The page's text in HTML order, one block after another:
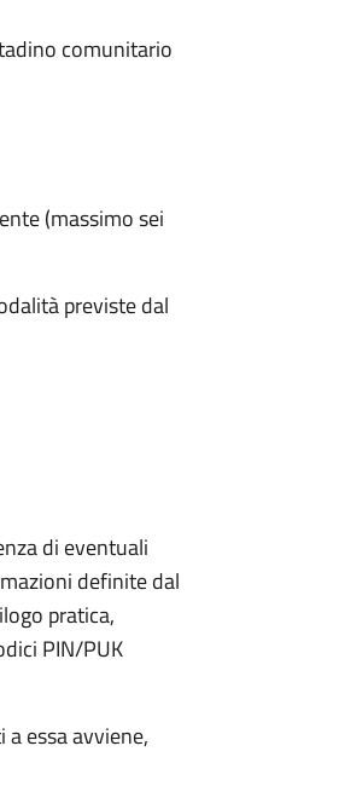
comunitario
(massimo sei
previste dal
di eventuali
definite dal
pratica,
PIN/PUK
a essa avviene,